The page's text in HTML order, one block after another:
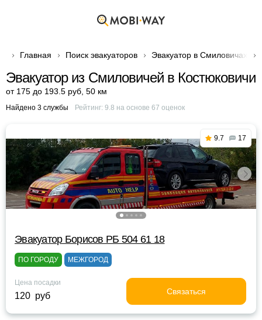
Главная Поиск эвакуаторов Эвакуатор в Смиловичах
Эвакуатор из Смиловичей в Костюковичи
от 175 до 193.5 руб 50 км
Найдено 3 службы Рейтинг: 9.8 на основе 67 оценок
9.7 17
Эвакуатор Борисов РБ 504 61 18
ПО ГОРОДУ МЕЖГОРОД
Цена посадки
120 руб Связаться